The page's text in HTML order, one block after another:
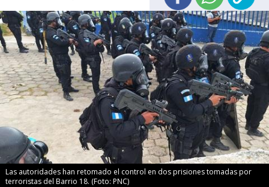
Las autoridades han retomado el control en dos prisiones tomadas por
terroristas del Barrio 18. (Foto: PNC)